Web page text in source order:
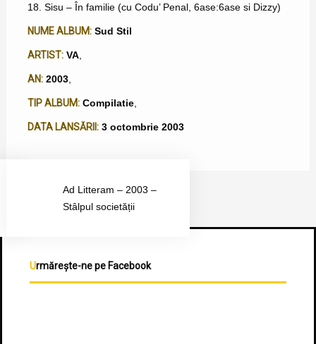
18. Sisu – În familie (cu Codu’ Penal, 6ase:6ase si Dizzy)
NUME ALBUM: Sud Stil
ARTIST: VA,
AN: 2003,
TIP ALBUM: Compilatie,
DATA LANSĂRII: 3 octombrie 2003
Ad Litteram – 2003 –
Stâlpul societății
Urmărește-ne pe Facebook